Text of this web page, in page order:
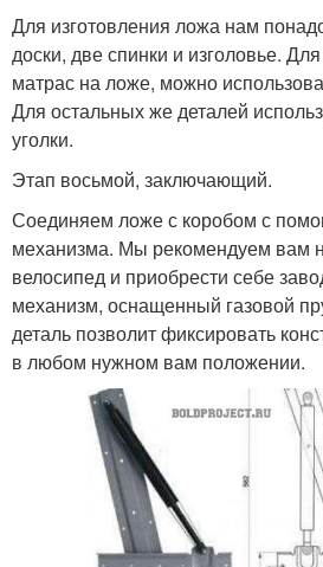
Для изготовления ложа нам
доски, две спинки и изголовье.
матрас на ложе, можно
Для остальных же деталей
уголки.
Этап восьмой, заключающий.
Соединяем ложе с коробом с
механизма. Мы рекомендуем вам
велосипед и приобрести себе
механизм, оснащенный газовой
деталь позволит фиксировать
в любом нужном вам положении.